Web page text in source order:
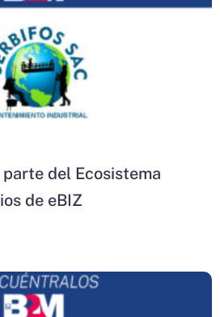
parte del Ecosistema
de eBIZ